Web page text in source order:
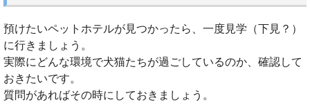
預けたいペットホテルが見つかったら、一度見学（下見？）
に行きましょう。
実際にどんな環境で犬猫たちが過ごしているのか、確認して
おきたいです。
質問があればその時にしておきましょう。